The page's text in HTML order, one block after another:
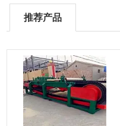
推荐产品